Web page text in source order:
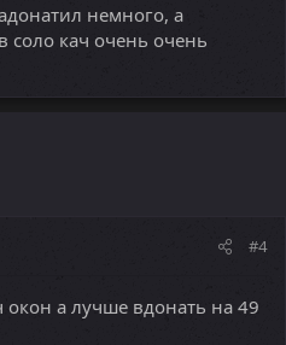
немного, а
соло кач очень очень
#4
окон а лучше вдонать на 49